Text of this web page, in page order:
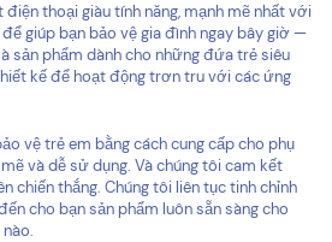
thoại giàu tính năng, mạnh mẽ nhất với
giúp bạn bảo vệ gia đình ngay bây giờ —
sản phẩm dành cho những đứa trẻ siêu
kế để hoạt động trơn tru với các ứng
vệ trẻ em bằng cách cung cấp cho phụ
và dễ sử dụng. Và chúng tôi cam kết
chiến thắng. Chúng tôi liên tục tinh chỉnh
cho bạn sản phẩm luôn sẵn sàng cho